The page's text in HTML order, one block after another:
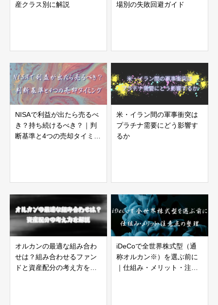
産クラス別に解説
場別の失敗回避ガイド
NISAで利益が出たら売るべ
き？持ち続けるべき？｜判
断基準と4つの売却タイミン
米・イラン間の軍事衝突は
プラチナ需要にどう影響す
るか
オルカンの最適な組み合わ
せは？組み合わせるファン
ドと資産配分の考え方を解
iDeCoで全世界株式型（通
称オルカン※）を選ぶ前に
｜仕組み・メリット・注意